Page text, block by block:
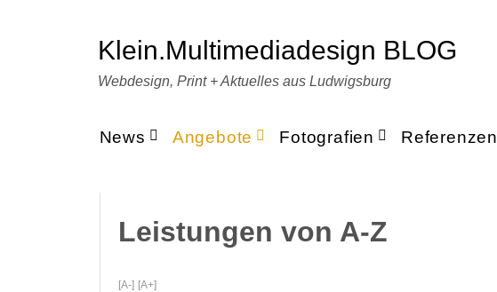
Klein.multimediadesign BLOG
Webdesign, Print + Aktuelles aus Ludwigsburg
News Angebote Fotografien Referenzen
Leistungen von A-Z
[A-] [A+]